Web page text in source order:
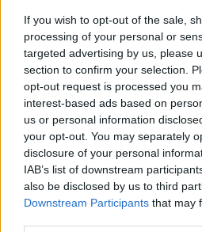
If you wish to opt-out of the sale,
processing of your personal or
targeted advertising by us, please
section to confirm your selection.
opt-out request is processed you
interest-based ads based on
us or personal information
your opt-out. You may separately
disclosure of your personal
IAB’s list of downstream
also be disclosed by us to third
Downstream Participants that may
érettségi pontok